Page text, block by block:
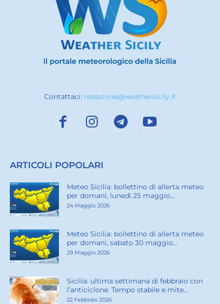
Contattaci: redazione@weathersicily.it
ARTICOLI POPOLARI
Meteo Sicilia: bollettino di allerta meteo
per domani, lunedì 25 maggio...
24 Maggio 2026
Meteo Sicilia: bollettino di allerta meteo
per domani, sabato 30 maggio...
29 Maggio 2026
Sicilia: ultima settimana di febbraio con
l’anticiclone. Tempo stabile e mite...
22 Febbraio 2026